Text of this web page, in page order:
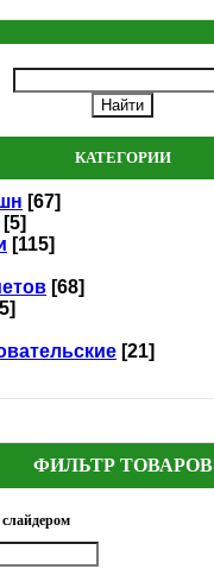
КАТЕГОРИИ
[67]
[5]
[115]
[68]
[21]
ФИЛЬТР ТОВАРОВ